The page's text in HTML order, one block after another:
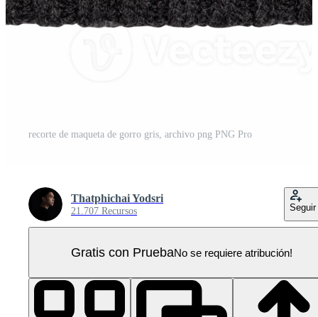
recorte de maqueta de gorro gris, archivo png PNG Pro
Thatphichai Yodsri
21.707 Recursos Seguir
Gratis con PruebaNo se requiere atribución!